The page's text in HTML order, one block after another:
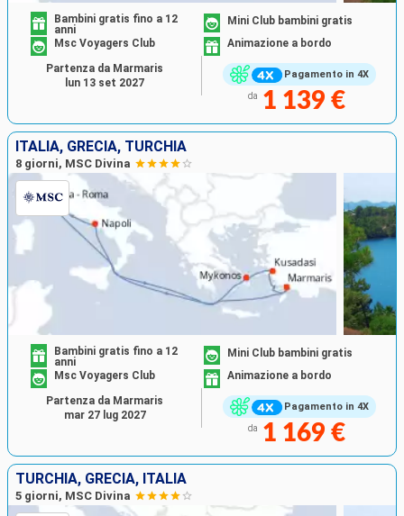
Pagamento in 4X
Bambini gratis fino a 12
anni
Mini Club bambini gratis
Msc Voyagers Club
Animazione a bordo
da 1 139 €
Partenza da Marmaris
lun 13 set 2027
ITALIA, GRECIA, TURCHIA
8 giorni, MSC Divina
Pagamento in 4X
Bambini gratis fino a 12
anni
Mini Club bambini gratis
Msc Voyagers Club
Animazione a bordo
da 1 169 €
Partenza da Marmaris
mar 27 lug 2027
TURCHIA, GRECIA, ITALIA
5 giorni, MSC Divina